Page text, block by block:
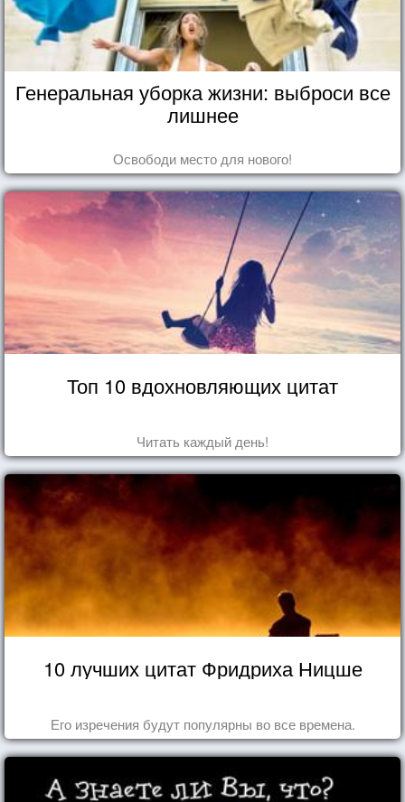
Генеральная уборка жизни: выброси все
лишнее
Освободи место для нового!
Топ 10 вдохновляющих цитат
Читать каждый день!
10 лучших цитат Фридриха Ницше
Его изречения будут популярны во все времена.